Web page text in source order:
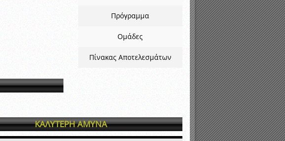
Πρόγραμμα
Ομάδες
Πίνακας Αποτελεσμάτων
ΚΑΛΥΤΕΡΗ ΑΜΥΝΑ